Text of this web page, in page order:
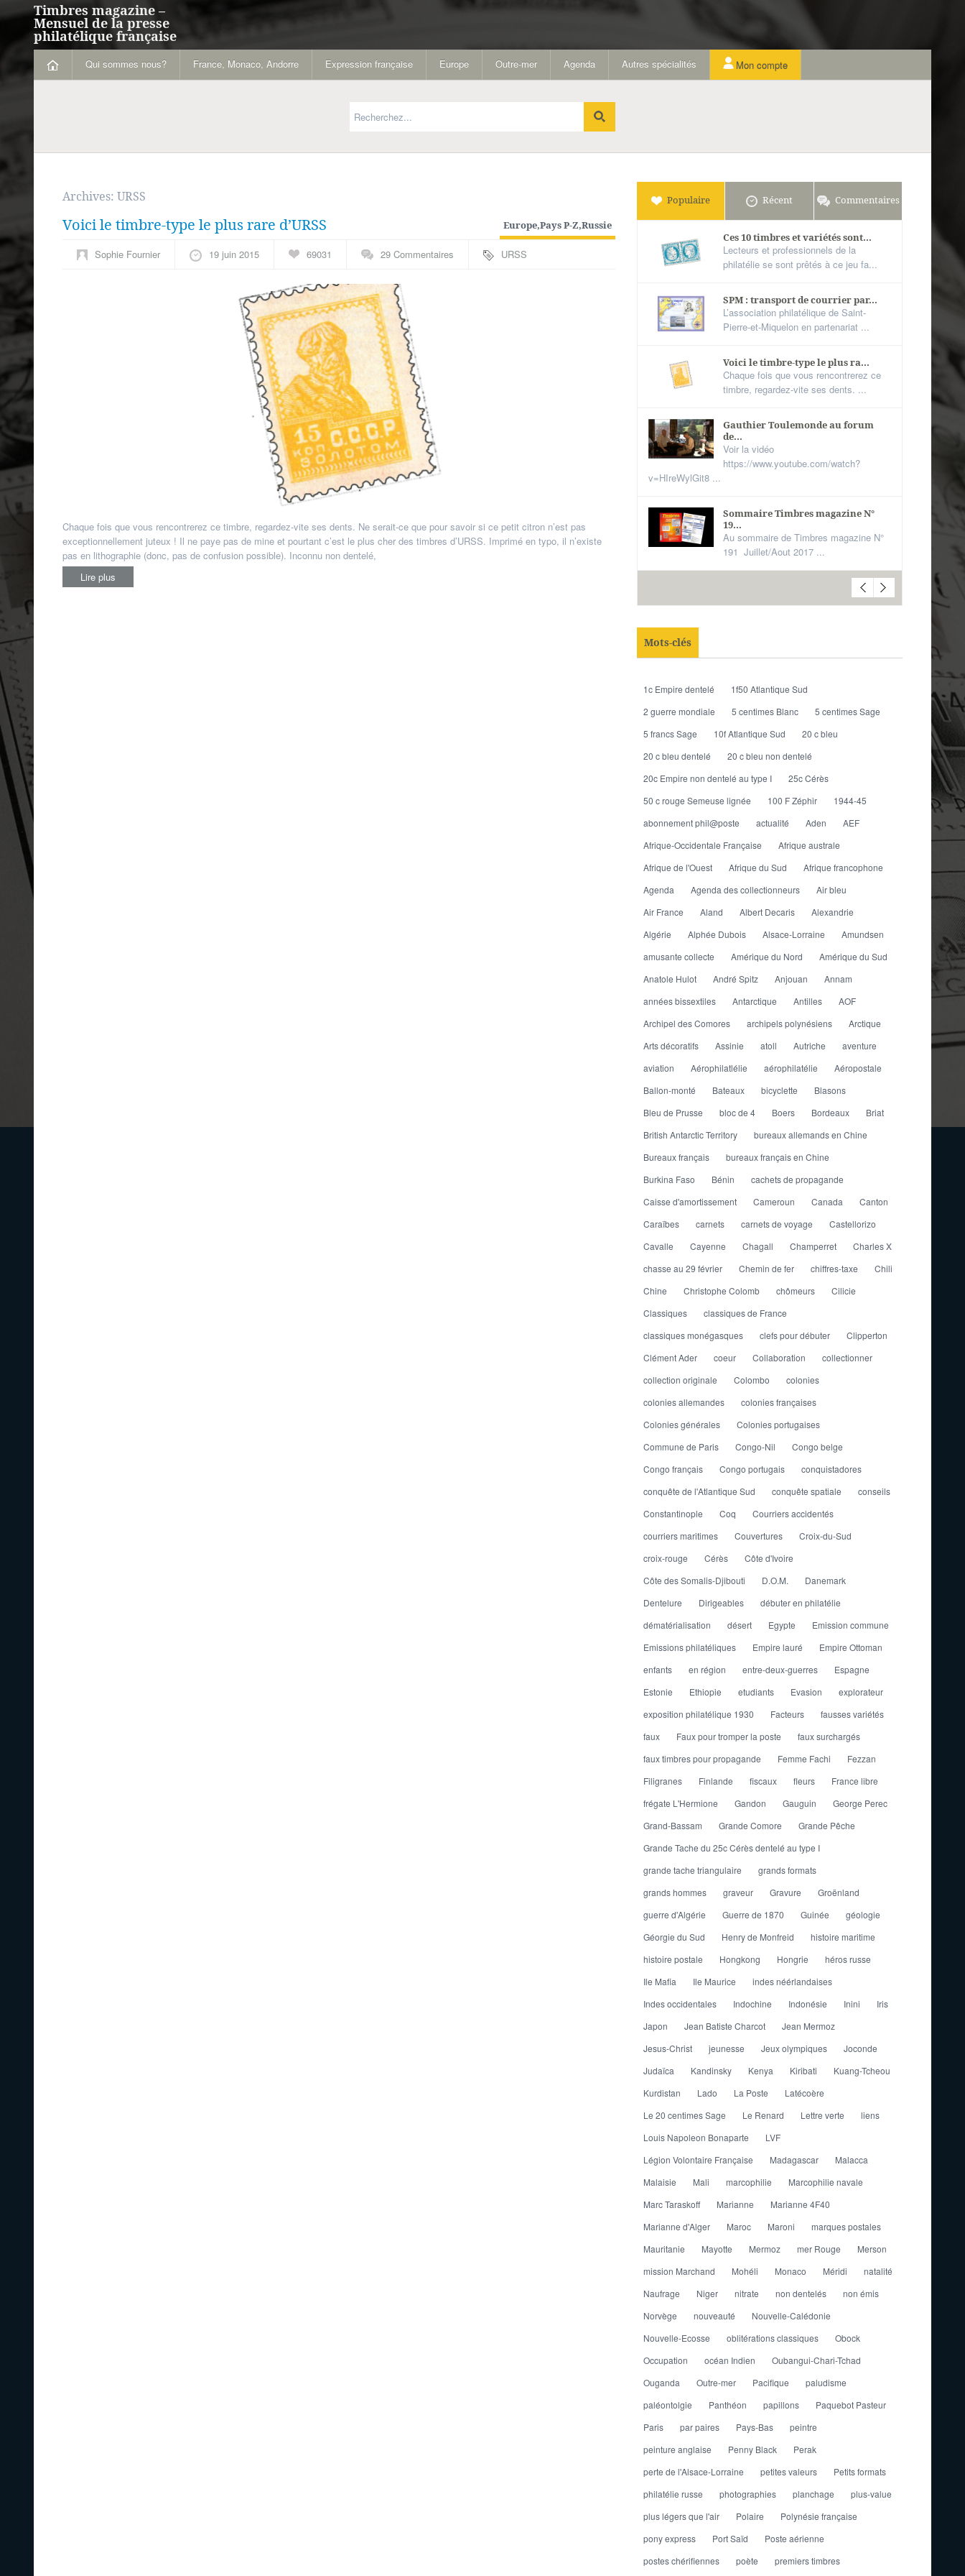
Timbres magazine –
Mensuel de la presse
philatélique française
Qui sommes nous? France, Monaco, Andorre Expression française Europe Outre-mer Agenda Autres spécialités Mon compte
Archives: URSS
Voici le timbre-type le plus rare d’URSS Europe,Pays P-Z,Russie
Sophie Fournier 19 juin 2015 69031 29 Commentaires URSS
Chaque fois que vous rencontrerez ce timbre, regardez-vite ses dents. Ne serait-ce que pour savoir si ce petit citron n’est pas
exceptionnellement juteux ! Il ne paye pas de mine et pourtant c’est le plus cher des timbres d’URSS. Imprimé en typo, il n’existe
pas en lithographie (donc, pas de confusion possible). Inconnu non dentelé,
Lire plus
Populaire Récent Commentaires
Ces 10 timbres et variétés sont...
Lecteurs et professionnels de la
philatélie se sont prêtés à ce jeu fa...
SPM : transport de courrier par...
L’association philatélique de Saint-
Pierre-et-Miquelon en partenariat ...
Voici le timbre-type le plus ra...
Chaque fois que vous rencontrerez ce
timbre, regardez-vite ses dents. ...
Gauthier Toulemonde au forum
de...
Voir la vidéo
https://www.youtube.com/watch?
v=HIreWylGit8 ...
Sommaire Timbres magazine N°
19...
Au sommaire de Timbres magazine N°
191 Juillet/Aout 2017 ...
Mots-clés
1c Empire dentelé
1f50 Atlantique Sud
2 guerre mondiale
5 centimes Blanc
5 centimes Sage
5 francs Sage
10f Atlantique Sud
20 c bleu
20 c bleu dentelé
20 c bleu non dentelé
20c Empire non dentelé au type I
25c Cérès
50 c rouge Semeuse lignée
100 F Zéphir
1944-45
abonnement phil@poste
actualité Aden
AEF
Afrique-Occidentale Française
Afrique australe
Afrique de l'Ouest
Afrique du Sud
Afrique francophone
Agenda
Agenda des collectionneurs
Air bleu
Air France
Aland Albert Decaris
Alexandrie
Algérie
Alphée Dubois Alsace-Lorraine
Amundsen
amusante collecte
Amérique du Nord
Amérique du Sud
Anatole Hulot
André Spitz Anjouan
Annam
années bissextiles
Antarctique Antilles
AOF
Archipel des Comores
archipels polynésiens
Arctique
Arts décoratifs
Assinie atoll Autriche
aventure
aviation
Aérophilatlélie aérophilatélie
Aéropostale
Ballon-monté
Bateaux bicyclette
Blasons
Bleu de Prusse
bloc de 4 Boers Bordeaux
Briat
British Antarctic Territory
bureaux allemands en Chine
Bureaux français
bureaux français en Chine
Burkina Faso
Bénin
cachets de propagande
Caisse d'amortissement
Cameroun Canada
Canton
Caraïbes
carnets carnets de voyage
Castellorizo
Cavalle
Cayenne Chagall Champerret
Charles X
chasse au 29 février
Chemin de fer chiffres-taxe
Chili
Chine
Christophe Colomb chômeurs
Cilicie
Classiques
classiques de France
classiques monégasques
clefs pour débuter
Clipperton
Clément Ader
coeur Collaboration
collectionner
collection originale
Colombo
colonies
colonies allemandes
colonies françaises
Colonies générales
Colonies portugaises
Commune de Paris
Congo-Nil
Congo belge
Congo français
Congo portugais
conquistadores
conquête de l'Atlantique Sud
conquête spatiale
conseils
Constantinople
Coq
Courriers accidentés
courriers maritimes
Couvertures
Croix-du-Sud
croix-rouge
Cérès
Côte d'Ivoire
Côte des Somalis-Djibouti
D.O.M.
Danemark
Dentelure
Dirigeables
débuter en philatélie
dématérialisation
désert Egypte
Emission commune
Emissions philatéliques
Empire lauré
Empire Ottoman
enfants
en région entre-deux-guerres
Espagne
Estonie
Ethiopie etudiants Evasion
explorateur
exposition philatélique 1930
Facteurs
fausses variétés
faux
Faux pour tromper la poste
faux surchargés
faux timbres pour propagande
Femme Fachi
Fezzan
Filigranes
Finlande fiscaux fleurs
France libre
frégate L'Hermione
Gandon Gauguin
George Perec
Grand-Bassam
Grande Comore
Grande Pêche
Grande Tache du 25c Cérès dentelé au type I
grande tache triangulaire
grands formats
grands hommes
graveur Gravure
Groënland
guerre d'Algérie
Guerre de 1870 Guinée
géologie
Géorgie du Sud
Henry de Monfreid
histoire maritime
histoire postale
Hongkong Hongrie
héros russe
Ile Mafia
Ile Maurice
indes néérlandaises
Indes occidentales
Indochine Indonésie Inini
Iris
Japon
Jean Batiste Charcot
Jean Mermoz
Jesus-Christ
jeunesse Jeux olympiques
Joconde
Judaïca
Kandinsky Kenya Kiribati
Kuang-Tcheou
Kurdistan
Lado La Poste
Latécoère
Le 20 centimes Sage
Le Renard Lettre verte
liens
Louis Napoleon Bonaparte
LVF
Légion Volontaire Française
Madagascar
Malacca
Malaisie
Mali marcophilie
Marcophilie navale
Marc Taraskoff
Marianne
Marianne 4F40
Marianne d'Alger
Maroc Maroni
marques postales
Mauritanie
Mayotte Mermoz mer Rouge
Merson
mission Marchand
Mohéli Monaco Méridi
natalité
Naufrage
Niger nitrate non dentelés
non émis
Norvège
nouveauté
Nouvelle-Calédonie
Nouvelle-Ecosse
oblitérations classiques
Obock
Occupation
océan Indien
Oubangui-Chari-Tchad
Ouganda
Outre-mer Pacifique
paludisme
paléontolgie
Panthéon papillons
Paquebot Pasteur
Paris
par paires Pays-Bas
peintre
peinture anglaise
Penny Black
Perak
perte de l'Alsace-Lorraine
petites valeurs
Petits formats
philatélie russe
photographies planchage
plus-value
plus légers que l'air
Polaire
Polynésie française
pony express
Port Saïd
Poste aérienne
postes chérifiennes
poète premiers timbres